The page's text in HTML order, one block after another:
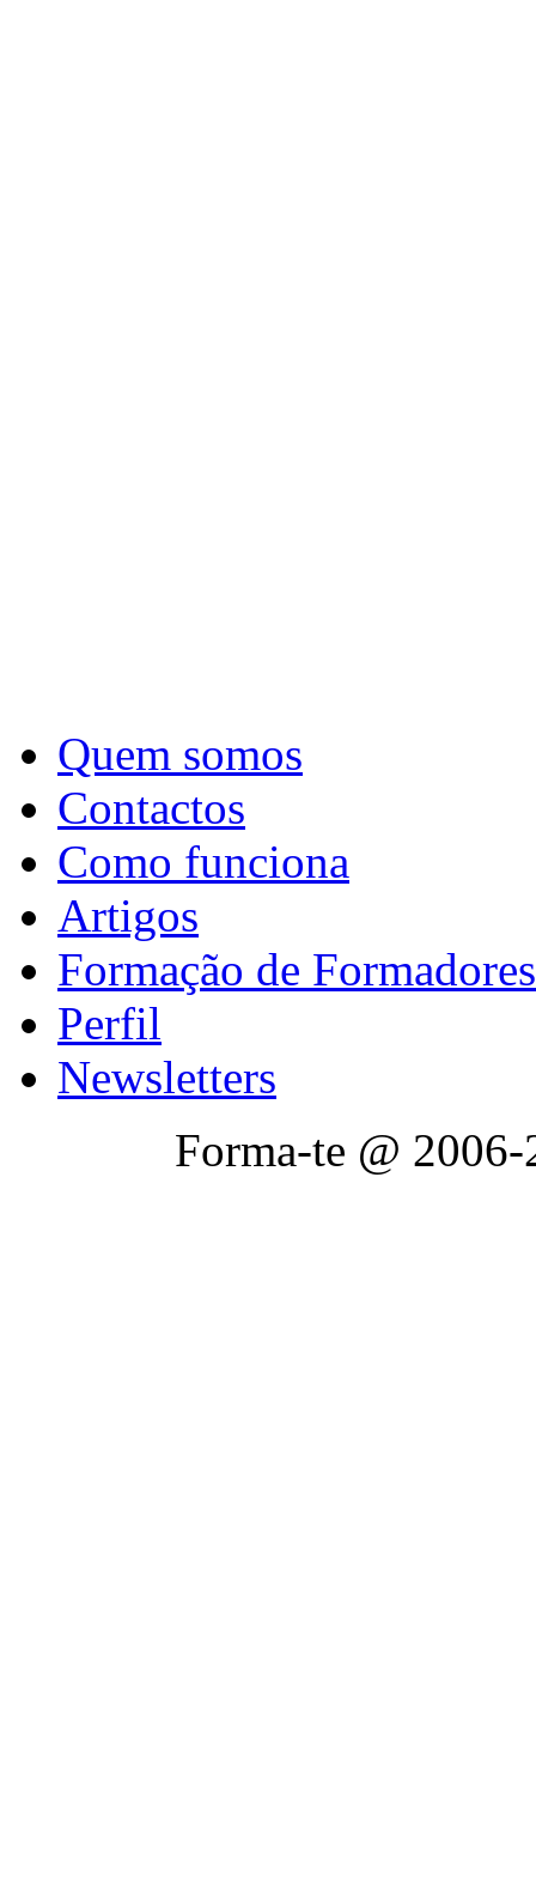
Quem somos
Contactos
Como funciona
Artigos
Formação de Formadores
Perfil
Newsletters
Forma-te @